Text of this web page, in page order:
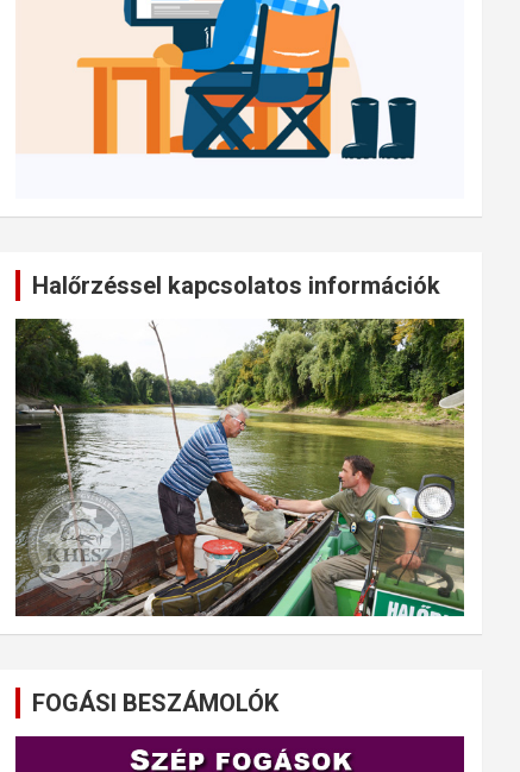
Halőrzéssel kapcsolatos információk
FOGÁSI BESZÁMOLÓK